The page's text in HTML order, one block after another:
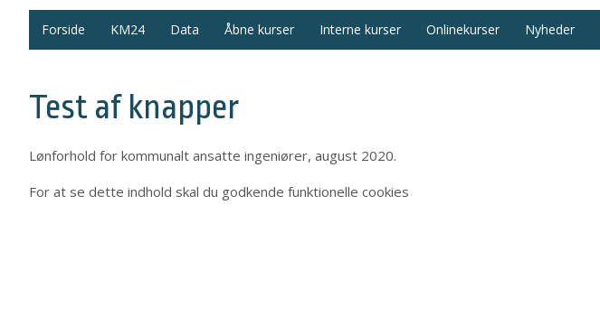
Forside KM24 Data Åbne kurser Interne kurser Onlinekurser Nyheder
Test af knapper
Lønforhold for kommunalt ansatte ingeniører, august 2020.
For at se dette indhold skal du godkende funktionelle cookies